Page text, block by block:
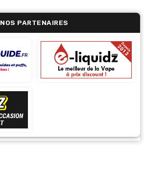
NOS PARTENAIRES